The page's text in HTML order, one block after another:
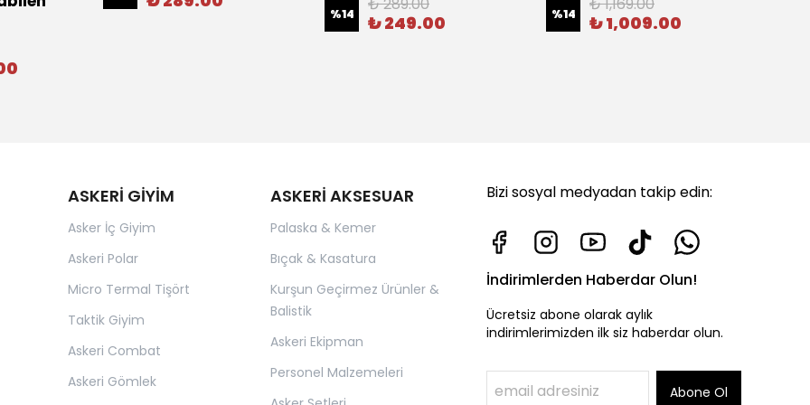
%14 ₺ 289.00
₺ 249.00 %14 ₺ 1,169.00
₺ 1,009.00
ASKERİ GİYİM
Asker İç Giyim
Askeri Polar
Micro Termal Tişört
Taktik Giyim
Askeri Combat
Askeri Gömlek
ASKERİ AKSESUAR
Palaska & Kemer
Bıçak & Kasatura
Kurşun Geçirmez Ürünler &
Balistik
Askeri Ekipman
Personel Malzemeleri
Bizi sosyal medyadan takip edin:
İndirimlerden Haberdar Olun!
Ücretsiz abone olarak aylık
indirimlerimizden ilk siz haberdar olun.
Abone Ol